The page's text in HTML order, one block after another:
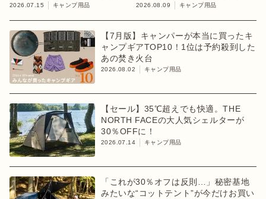
きのキャンプギア】
2026.07.15 キャンプ用品
【目利きのキャンプギア】
2026.08.09 キャンプ用品
【7月版】キャンパーが本当に買ったキ
ャンプギアTOP10！1位は予約殺到した
あの焚き火台
2026.08.02 キャンプ用品
【セール】35℃超えでも快適。THE
NORTH FACEの大人気シェルターが
30％OFFに！
2026.07.14 キャンプ用品
「これが30％オフは反則…」秘密基地
みたいな“コットテント”が今だけお買い